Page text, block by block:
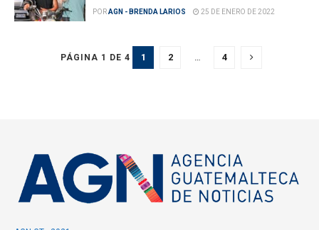
PORAGN - BRENDA LARIOS 25 DE ENERO DE 2022
PÁGINA 1 DE 4 1 2 … 4